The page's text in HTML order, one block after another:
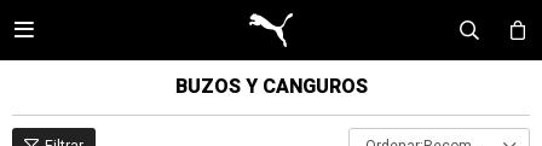

BUZOS Y CANGUROS